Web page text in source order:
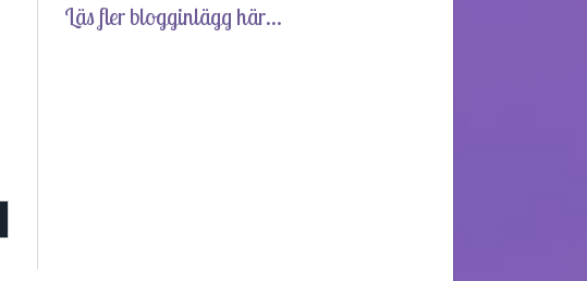
Läs fler blogginlägg här...